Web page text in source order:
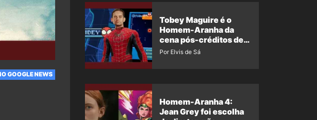
GOOGLE NEWS
Tobey Maguire é o
Homem-Aranha da
cena pós-créditos de
Um Novo Dia?
Por Elvis de Sá
Homem-Aranha 4:
Jean Grey foi escolha